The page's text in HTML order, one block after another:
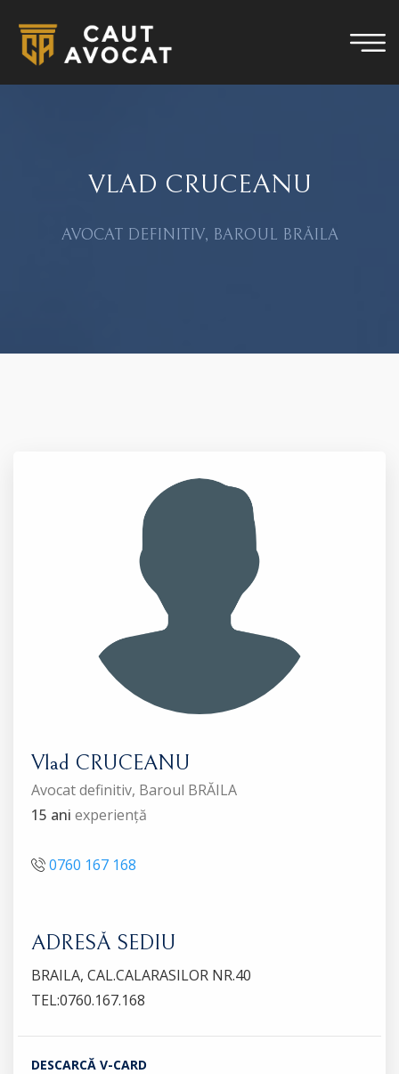
VLAD CRUCEANU
AVOCAT DEFINITIV, BAROUL BRĂILA
Vlad CRUCEANU
Avocat definitiv, Baroul BRĂILA
15 ani experiență
0760 167 168
ADRESĂ SEDIU
BRAILA, CAL.CALARASILOR NR.40
TEL:0760.167.168
DESCARCĂ V-CARD